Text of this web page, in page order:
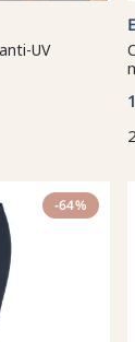
UV
-64%